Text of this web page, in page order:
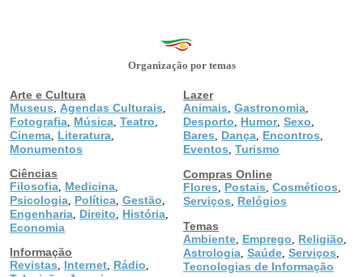
Organização por temas
Arte e Cultura
Museus
Agendas Culturais
Fotografia Música Teatro
Cinema Literatura
Monumentos
Ciências
Filosofia Medicina
Psicologia Política Gestão
Engenharia Direito História
Economia
Informação
Revistas
Internet Rádio
Lazer
Animais Gastronomia
Desporto Humor, Sexo
Bares Dança Encontros
Eventos Turismo
Compras Online
Flores
Postais Cosméticos
Serviços
Relógios
Temas
Ambiente Emprego Religião
Astrologia Saúde Serviços
Tecnologias de Informação